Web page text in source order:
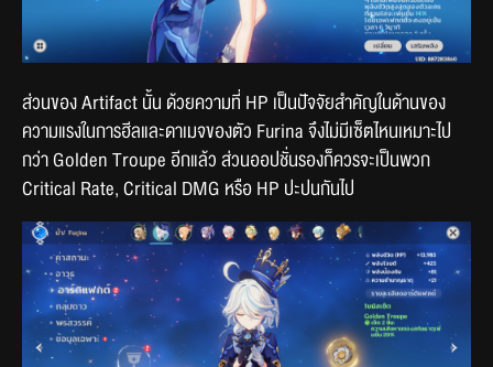
ส่วนของ Artifact นั้น ด้วยความที่ HP เป็นปัจจัยสำคัญในด้านของ
ความแรงในการฮีลและดาเมจของตัว Furina จึงไม่มีเซ็ตไหนเหมาะไป
กว่า Golden Troupe อีกแล้ว ส่วนออปชั่นรองก็ควรจะเป็นพวก
Critical Rate, Critical DMG หรือ HP ปะปนกันไป